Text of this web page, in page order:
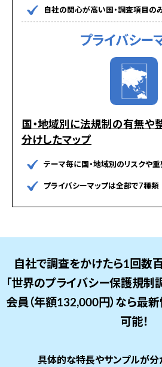
自社の関心が高い国・調査項目の
プライバシー
国・地域別に法規制の有無や
分けしたマップ
テーマ毎に国・地域別のリスクや
プライバシーマップは全部で7種類
自社で調査をかけたら1回数
「世界のプライバシー保護規制
会員（年額132,000円）なら最
可能！
具体的な特長やサンプルが分